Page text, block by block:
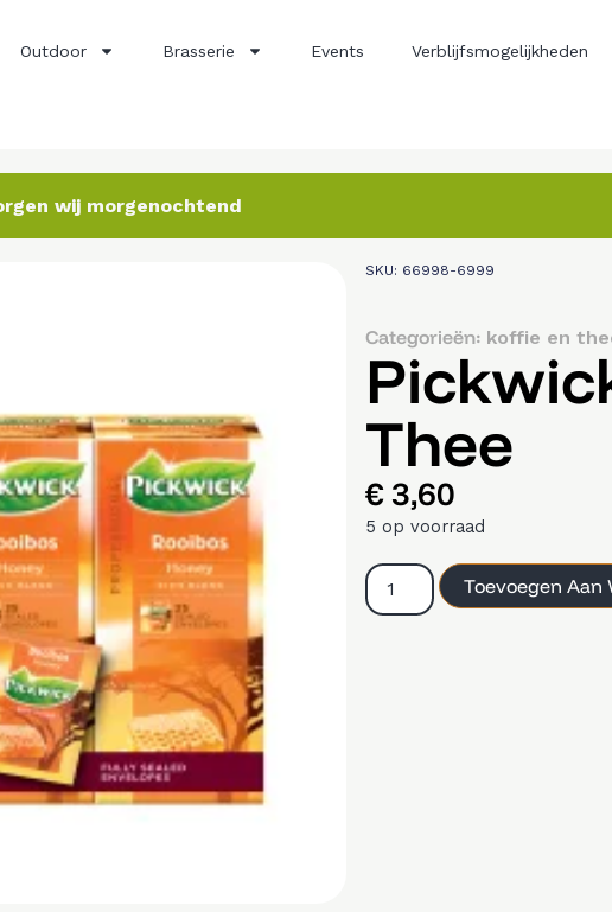
Outdoor Brasserie Events Verblijfsmogelijkheden
wij morgenochtend
SKU: 66998-6999
Categorieën: koffie en
Thee
€3,60
5 op voorraad
Toevoegen Aan